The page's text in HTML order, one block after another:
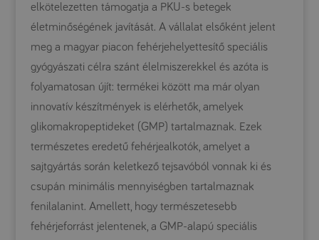
elkötelezetten támogatja a PKU-s betegek
életminőségének javítását. A vállalat elsőként jelent
meg a magyar piacon fehérjehelyettesítő speciális
gyógyászati célra szánt élelmiszerekkel és azóta is
folyamatosan újít: termékei között ma már olyan
innovatív készítmények is elérhetők, amelyek
glikomakropeptideket (GMP) tartalmaznak. Ezek
természetes eredetű fehérjealkotók, amelyet a
sajtgyártás során keletkező tejsavóból vonnak ki és
csupán minimális mennyiségben tartalmaznak
fenilalanint. Amellett, hogy természetesebb
fehérjeforrást jelentenek, a GMP-alapú speciális